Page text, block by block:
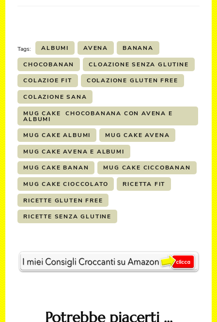
Tags: ALBUMI AVENA BANANA
CHOCOBANAN CLOAZIONE SENZA GLUTINE
COLAZIOE FIT COLAZIONE GLUTEN FREE
COLAZIONE SANA
MUG CAKE CHOCOBANANA CON AVENA E
ALBUMI
MUG CAKE ALBUMI MUG CAKE AVENA
MUG CAKE AVENA E ALBUMI
MUG CAKE BANAN MUG CAKE CICCOBANAN
MUG CAKE CIOCCOLATO RICETTA FIT
RICETTE GLUTEN FREE
RICETTE SENZA GLUTINE
Navigation
Potrebbe piacerti ...